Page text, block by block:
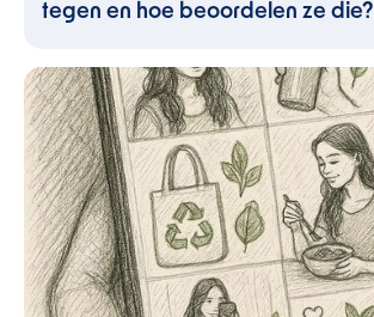
tegen en hoe beoordelen ze die?